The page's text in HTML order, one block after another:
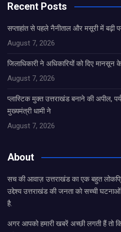
Recent Posts
सप्ताहांत से पहले नैनीताल और मसूरी में बढ़ी
August 7, 2026
जिलाधिकारी ने अधिकारियों को दिए मानसून
August 7, 2026
प्लास्टिक मुक्त उत्तराखंड बनाने की अपील,
मुख्यमंत्री धामी ने
August 7, 2026
About
सच की आवाज़ उत्तराखंड का एक बहुत
उद्देश्य उत्तराखंड की जनता को सच्ची
है.
अगर आपको हमारी खबरें अच्छी लगती हैं तो